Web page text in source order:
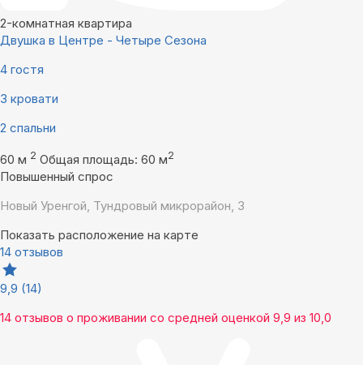
2-комнатная квартира
Двушка в Центре - Четыре Сезона
4 гостя
3 кровати
2 спальни
60 м 2 Общая площадь: 60 м2
Повышенный спрос
Новый Уренгой, Тундровый микрорайон, 3
Показать расположение на карте
14 отзывов
9,9 (14)
14 отзывов о проживании со средней оценкой 9,9 из 10,0